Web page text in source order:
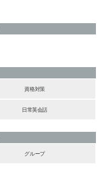
資格対策
日常英会話
グループ